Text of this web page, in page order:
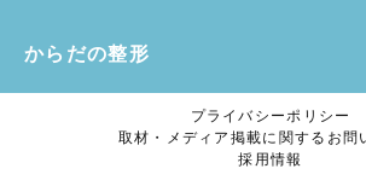
からだの整形
プライバシーポリシー
取材・メディア掲載に関するお問
採用情報